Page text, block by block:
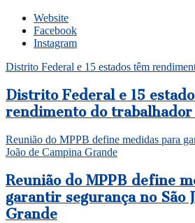
Website
Facebook
Instagram
Distrito Federal e 15 estados têm
Distrito Federal e 15
rendimento do
Reunião do MPPB define medidas para
João de Campina Grande
Reunião do MPPB define
garantir segurança no São
Grande